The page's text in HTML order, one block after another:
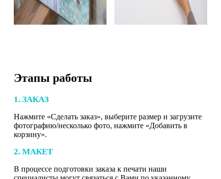
Этапы работы
1. ЗАКАЗ
Нажмите «Сделать заказ», выберите размер и загрузите
фотографию/несколько фото, нажмите «Добавить в
корзину».
2. МАКЕТ
В процессе подготовки заказа к печати наши